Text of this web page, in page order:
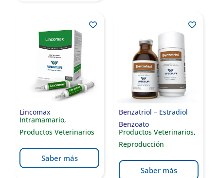
Lincomax
Intramamario,
Productos Veterinarios
Saber más
Benzatriol – Estradiol
Benzoato
Productos Veterinarios,
Reproducción
Saber más